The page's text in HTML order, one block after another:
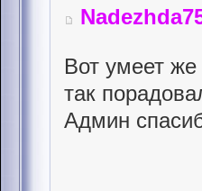
Вот умеет
так
Админ